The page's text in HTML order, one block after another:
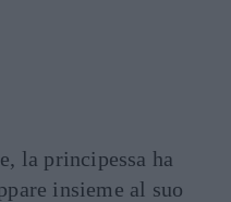
la principessa ha
insieme al suo